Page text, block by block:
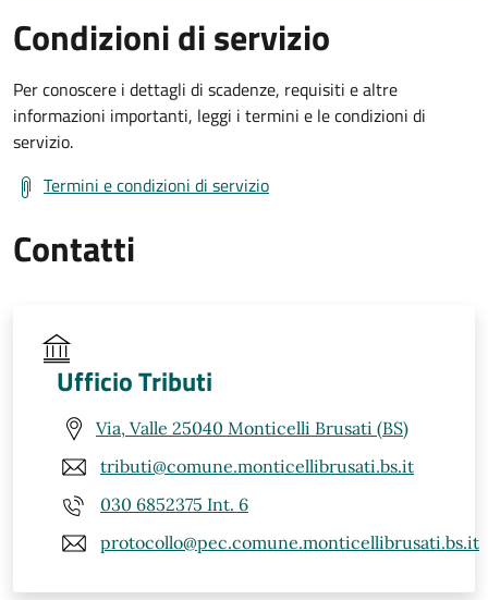
Condizioni di servizio
Per conoscere i dettagli di scadenze, requisiti e altre
informazioni importanti, leggi i termini e le condizioni di
servizio.
Termini e condizioni di servizio
Contatti
Ufficio Tributi
Via, Valle 25040 Monticelli Brusati (BS)
tributi@comune.monticellibrusati.bs.it
030 6852375 Int. 6
protocollo@pec.comune.monticellibrusati.bs.it